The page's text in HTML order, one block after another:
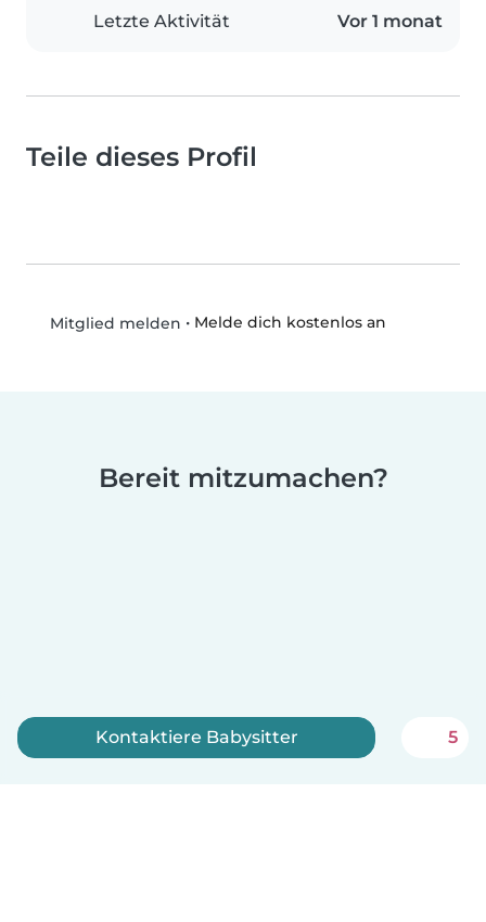
Letzte Aktivität Vor 1 monat
Teile dieses Profil
Mitglied melden • Melde dich kostenlos an
Bereit mitzumachen?
Kontaktiere Babysitter 5